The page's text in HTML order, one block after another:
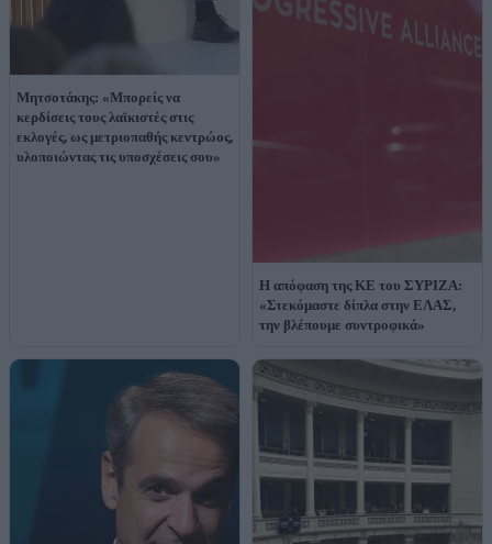
Μητσοτάκης: «Μπορείς να
κερδίσεις τους λαϊκιστές στις
εκλογές, ως μετριοπαθής κεντρώος,
υλοποιώντας τις υποσχέσεις σου»
H απόφαση της ΚΕ του ΣΥΡΙΖΑ:
«Στεκόμαστε δίπλα στην ΕΛΑΣ,
την βλέπουμε συντροφικά»